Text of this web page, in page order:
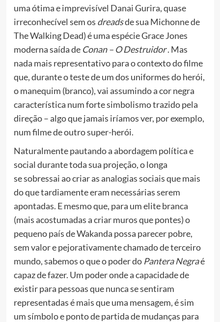
uma ótima e imprevisível Danai Gurira, quase
irreconhecível sem os dreadsde sua Michonne de
The Walking Dead) é uma espécie Grace Jones
moderna saída de Conan – O Destruidor. Mas
nada mais representativo para o contexto do filme
que, durante o teste de um dos uniformes do herói,
o manequim (branco), vai assumindo a cor negra
característica num forte simbolismo trazido pela
direção – algo que jamais iríamos ver, por exemplo,
num filme de outro super-herói.
Naturalmente pautando a abordagem política e
social durante toda sua projeção, o longa
sesobressai ao criar as analogias sociais que mais
do que tardiamente eram necessárias serem
apontadas. E mesmo que, para um elite branca
(mais acostumadas a criar muros que pontes) o
pequeno país de Wakanda possa parecer pobre,
sem valor e pejorativamente chamado de terceiro
mundo, sabemos o que o poder do Pantera Negraé
capaz de fazer. Um poder onde a capacidade de
existir para pessoas que nunca se sentiram
representadas é mais que uma mensagem, é sim
um símbolo e ponto de partida de mudanças para